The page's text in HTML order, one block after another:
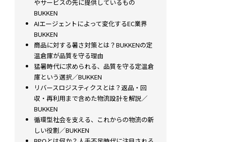
やサービスの先に提供しているもの
BUKKEN
AIエージェントによって変化するEC業界
BUKKEN
商品に対する暑さ対策とは？BUKKENの定
温倉庫が品質を守る理由
猛暑時代に求められる、品質を守る定温倉
庫という選択／BUKKEN
リバースロジスティクスとは？返品・回
収・再利用まで含めた物流設計を解説／
BUKKEN
循環型社会を支える、これからの物流の新
しい役割／BUKKEN